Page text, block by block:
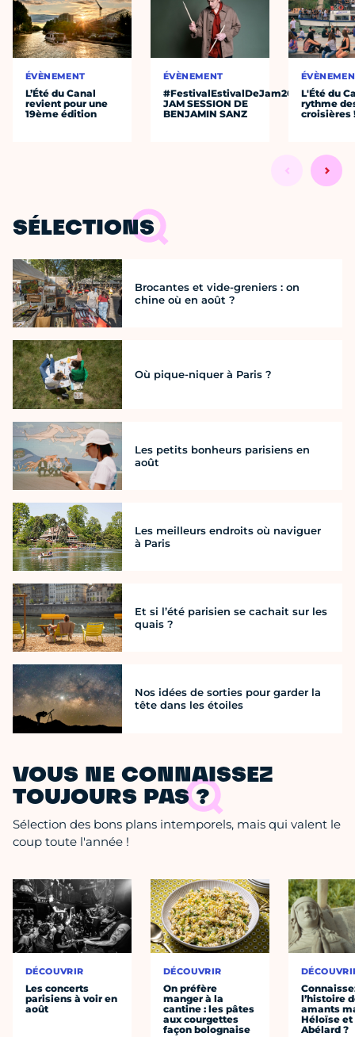
ÉVÈNEMENT
L’Été du Canal
revient pour une
19ème édition
ÉVÈNEMENT
#FestivalEstivalDeJam2026
JAM SESSION DE
BENJAMIN SANZ
L'Été du
rythme
croisières
SÉLECTIONS
Brocantes et vide-greniers : on
chine où en août ?
Où pique-niquer à Paris ?
Les petits bonheurs parisiens en
août
Les meilleurs endroits où naviguer
à Paris
Et si l’été parisien se cachait sur les
quais ?
Nos idées de sorties pour garder la
tête dans les étoiles
VOUS NE CONNAISSEZ
TOUJOURS PAS ?
Sélection des bons plans intemporels, mais qui valent le
coup toute l'année !
DÉCOUVRIR
Les concerts
parisiens à voir en
août
DÉCOUVRIR
On préfère
manger à la
cantine : les pâtes
aux courgettes
façon bolognaise
l’histoire
amants
Héloïse et
Abélard ?